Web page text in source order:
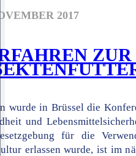
2017
wurde in Brüssel die
und
für die
erlassen wurde, ist im